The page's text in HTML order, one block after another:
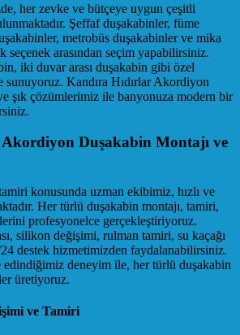
her zevke ve bütçeye uygun çeşitli
Şeffaf duşakabinler, füme
metrobüs duşakabinler ve mika
seçenek arasından seçim yapabilirsiniz.
iki duvar arası duşakabin gibi özel
sunuyoruz. Kandıra Hıdırlar Akordiyon
şık çözümlerimiz ile banyonuza modern bir
Akordiyon Duşakabin Montajı ve
konusunda uzman ekibimiz, hızlı ve
Her türlü duşakabin montajı, tamiri,
profesyonelce gerçekleştiriyoruz.
silikon değişimi, rulman tamiri, su kaçağı
destek hizmetimizden faydalanabilirsiniz.
edindiğimiz deneyim ile, her türlü duşakabin
üretiyoruz.
ve Tamiri